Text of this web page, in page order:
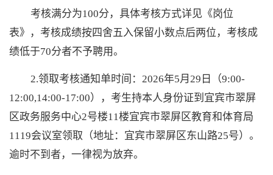
考核满分为100分，具体考核方式详见《岗位
表》，考核成绩按四舍五入保留小数点后两位，考核成
绩低于70分者不予聘用。
2.领取考核通知单时间：2026年5月29日（9:00-
12:00,14:00-17:00），考生持本人身份证到宜宾市翠屏
区政务服务中心2号楼11楼宜宾市翠屏区教育和体育局
1119会议室领取（地址：宜宾市翠屏区东山路25号）。
逾时不到者，一律视为放弃。